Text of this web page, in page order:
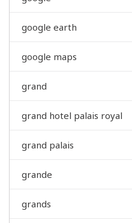
google earth
google maps
grand
grand hotel palais royal
grand palais
grande
grands